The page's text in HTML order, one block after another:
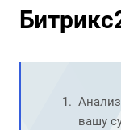
вашу